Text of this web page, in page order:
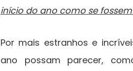
início do ano como se
Por mais estranhos e
ano possam parecer,